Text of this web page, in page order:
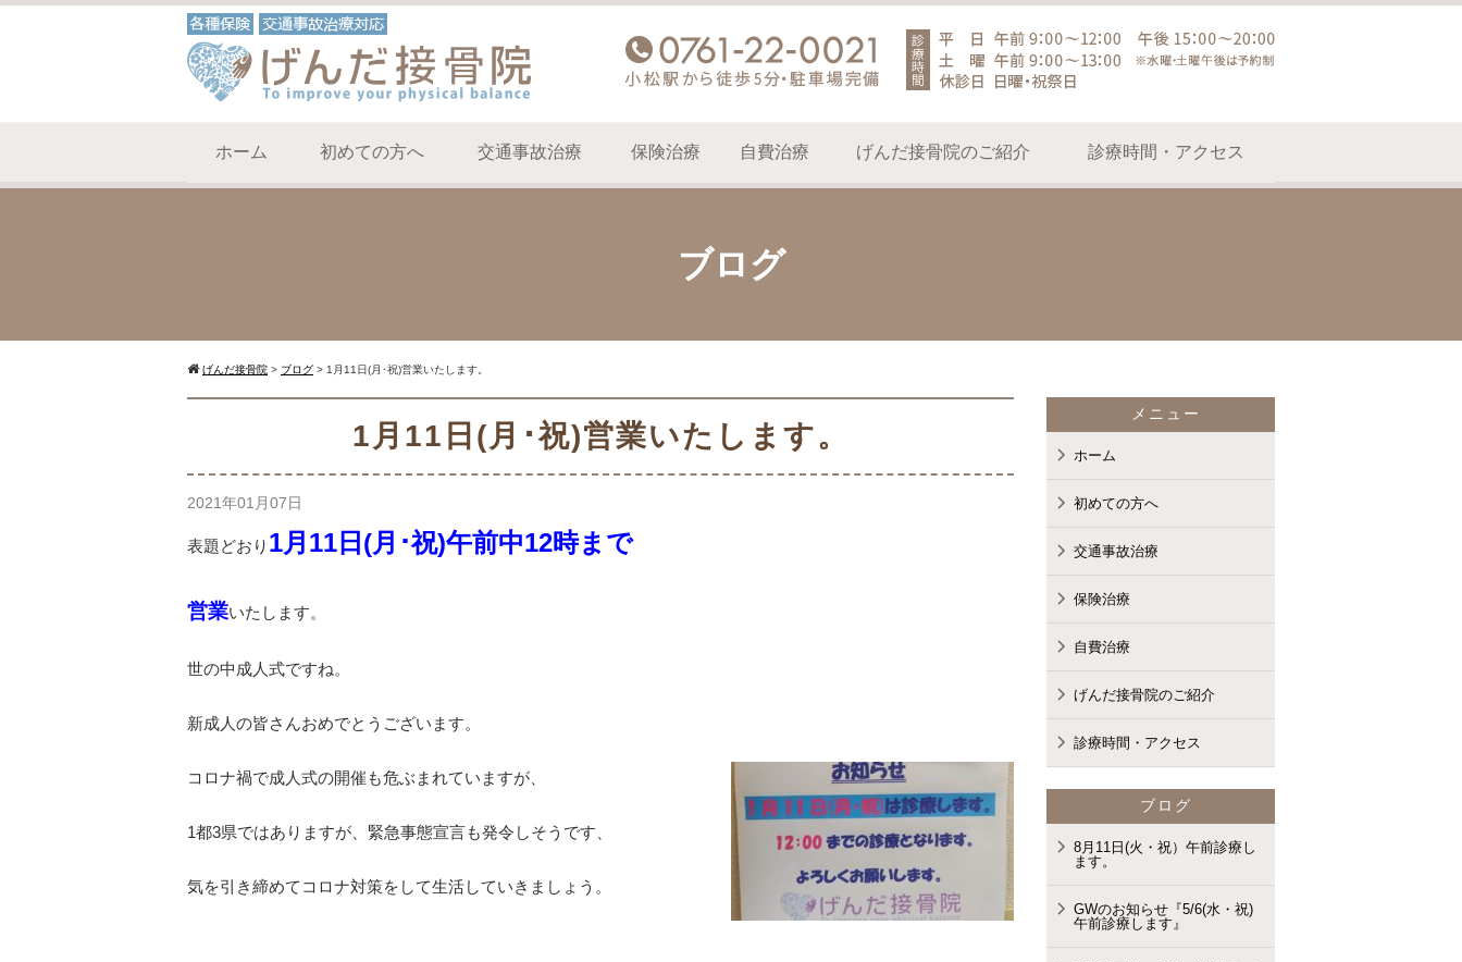
ホーム 初めての方へ 交通事故治療 保険治療 自費治療 げんだ接骨院のご紹介 診療時間・アクセス
ブログ
げんだ接骨院 > ブログ > 1月11日(月･祝)営業いたします。
1月11日(月･祝)営業いたします。
2021年01月07日
表題どおり 1月11日(月･祝)午前中12時まで
営業いたします。
世の中成人式ですね。
新成人の皆さんおめでとうございます。
コロナ禍で成人式の開催も危ぶまれていますが、
1都3県ではありますが、緊急事態宣言も発令しそうです、
気を引き締めてコロナ対策をして生活していきましょう。
メニュー
ホーム
初めての方へ
交通事故治療
保険治療
自費治療
げんだ接骨院のご紹介
診療時間・アクセス
ブログ
8月11日(火・祝）午前診療し
ます。
GWのお知らせ『5/6(水・祝)
午前診療します』